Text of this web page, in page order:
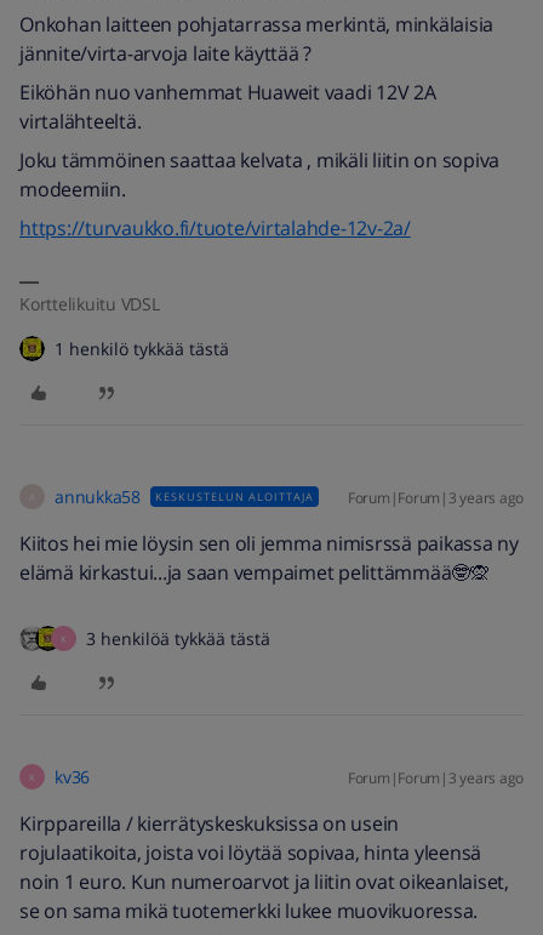
Onkohan laitteen pohjatarrassa merkintä, minkälaisia
jännite/virta-arvoja laite käyttää ?
Eiköhän nuo vanhemmat Huaweit vaadi 12V 2A
virtalähteeltä.
Joku tämmöinen saattaa kelvata , mikäli liitin on sopiva
modeemiin.
https://turvaukko.fi/tuote/virtalahde-12v-2a/
Korttelikuitu VDSL
1 henkilö tykkää tästä
annukka58 KESKUSTELUN ALOITTAJA Forum|Forum|3 years ago
Kiitos hei mie löysin sen oli jemma nimisrssä paikassa ny
elämä kirkastui...ja saan vempaimet pelittämmää🤓🙊
K 3 henkilöä tykkää tästä
K kv36 Forum|Forum|3 years ago
Kirppareilla / kierrätyskeskuksissa on usein
rojulaatikoita, joista voi löytää sopivaa, hinta yleensä
noin 1 euro. Kun numeroarvot ja liitin ovat oikeanlaiset,
se on sama mikä tuotemerkki lukee muovikuoressa.